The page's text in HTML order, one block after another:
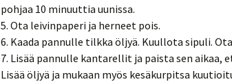
pohjaa 10 minuuttia uunissa.
5. Ota leivinpaperi ja herneet pois.
6. Kaada pannulle tilkka öljyä. Kuullota sipuli.
7. Lisää pannulle kantarellit ja paista sen
Lisää öljyä ja mukaan myös kesäkurpitsa